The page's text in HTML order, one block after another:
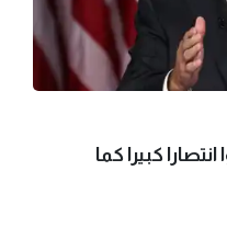
كبيرا كما